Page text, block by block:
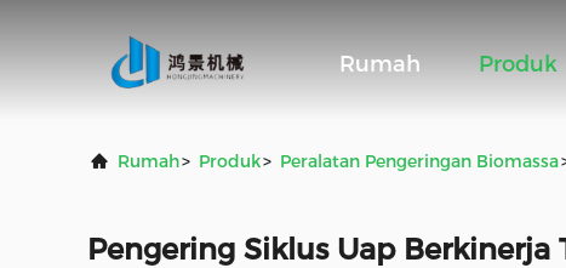
Rumah Produk
Rumah> Produk> Peralatan Pengeringan Biomassa
Pengering Siklus Uap